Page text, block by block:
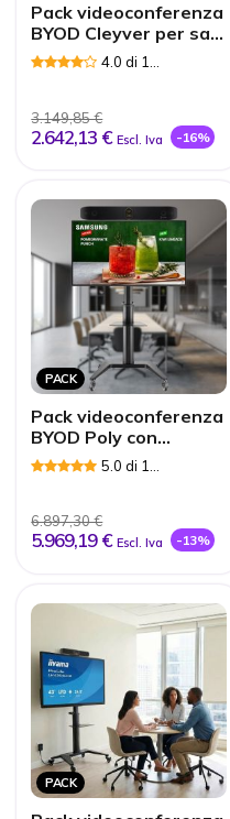
Pack videoconferenza
BYOD Cleyver per sale
grandi
4.0 di 1
3.149,85 €
2.642,13 € Escl. Iva -16%
PACK
Pack videoconferenza
BYOD Poly con
supporto mobile per
sale grandi
5.0 di 1
6.897,30 €
5.969,19 € Escl. Iva -13%
PACK